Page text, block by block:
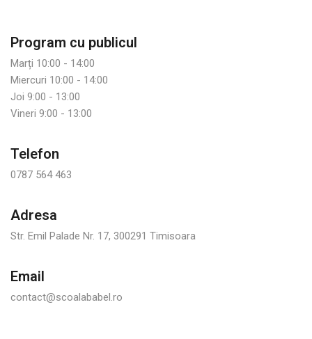
Program cu publicul
Marți 10:00 - 14:00
Miercuri 10:00 - 14:00
Joi 9:00 - 13:00
Vineri 9:00 - 13:00
Telefon
0787 564 463
Adresa
Str. Emil Palade Nr. 17, 300291 Timisoara
Email
contact@scoalababel.ro